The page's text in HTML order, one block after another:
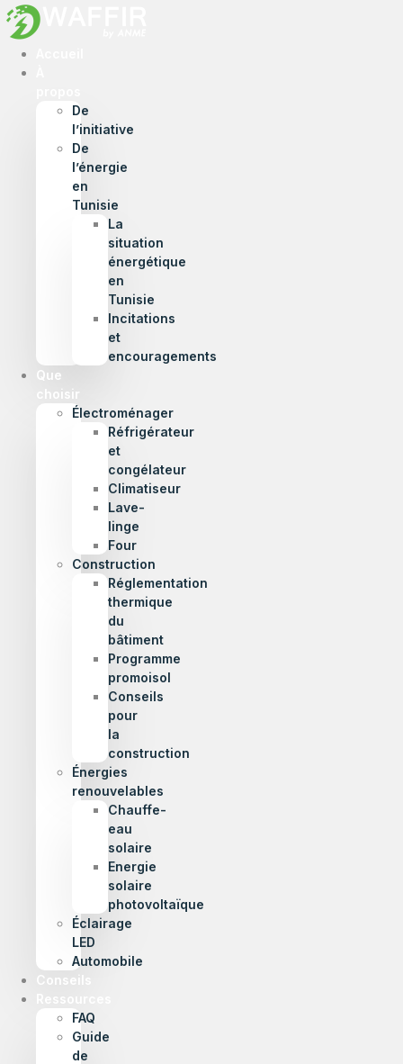
De
l’initiative
De
l’énergie
en
Tunisie
La
situation
énergétique
en
Tunisie
Incitations
et
encouragements
Que
choisir
Électroménager
Réfrigérateur
et
congélateur
Climatiseur
Lave-
linge
Four
Construction
Réglementation
thermique
du
bâtiment
Programme
promoisol
Conseils
pour
la
construction
Énergies
renouvelables
Chauffe-
eau
solaire
Energie
solaire
photovoltaïque
Éclairage
LED
Automobile
Conseils
FAQ
Guide
de